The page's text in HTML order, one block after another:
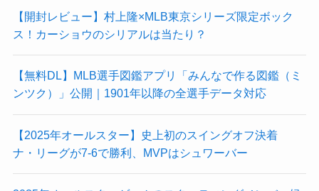
【開封レビュー】村上隆×MLB東京シリーズ限定ボック
ス！カーショウのシリアルは当たり？
【無料DL】MLB選手図鑑アプリ「みんなで作る図鑑（ミ
ンツク）」公開｜1901年以降の全選手データ対応
【2025年オールスター】史上初のスイングオフ決着
ナ・リーグが7-6で勝利、MVPはシュワーバー